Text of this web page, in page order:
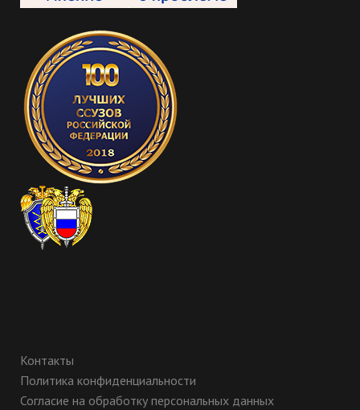
Контакты
Политика конфиденциальности
Согласие на обработку персональных данных